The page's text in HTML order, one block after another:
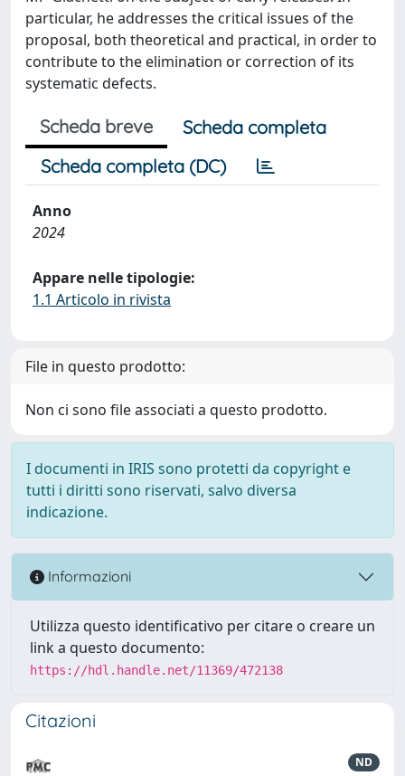
particular, he addresses the critical issues of the
proposal, both theoretical and practical, in order to
contribute to the elimination or correction of its
systematic defects.
Scheda breve
Scheda completa
Scheda completa (DC)
Anno
2024
Appare nelle tipologie:
1.1 Articolo in rivista
File in questo prodotto:
Non ci sono file associati a questo prodotto.
I documenti in IRIS sono protetti da copyright e
tutti i diritti sono riservati, salvo diversa
indicazione.
Informazioni
Utilizza questo identificativo per citare o creare un
link a questo documento:
https://hdl.handle.net/11369/472138
Citazioni
ND